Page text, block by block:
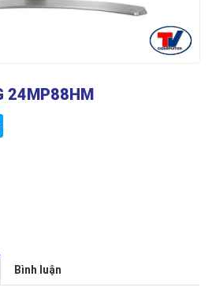
24MP88HM
Bình luận